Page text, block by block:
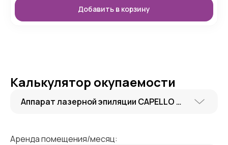
Добавить в корзину
Калькулятор окупаемости
Аппарат лазерной эпиляции CAPELLO Luxe БУ
Аренда помещения/месяц: